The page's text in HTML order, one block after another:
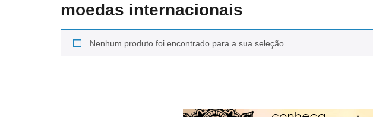
moedas internacionais
Nenhum produto foi encontrado para a sua seleção.